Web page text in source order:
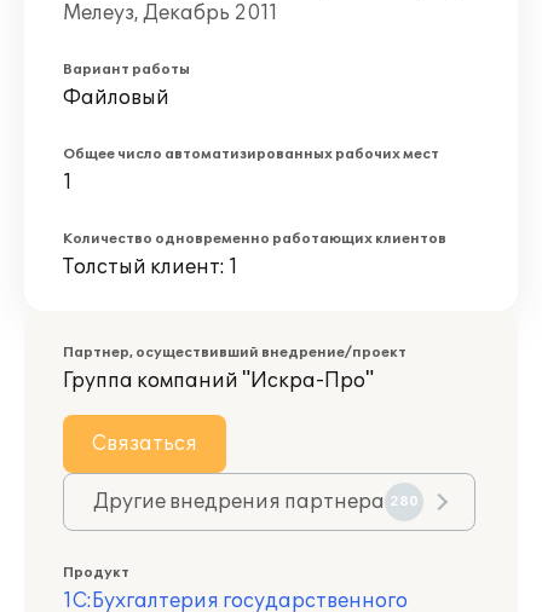
Мелеуз, Декабрь 2011
Вариант работы
Файловый
Общее число автоматизированных рабочих мест
1
Количество одновременно работающих клиентов
Толстый клиент: 1
Партнер, осуществивший внедрение/проект
Группа компаний "Искра-Про"
Связаться
Другие внедрения партнера 280
Продукт
1С:Бухгалтерия государственного